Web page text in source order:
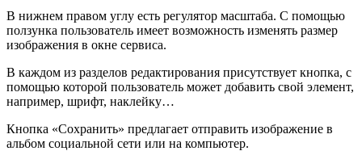
В нижнем правом углу есть регулятор масштаба. С помощью
ползунка пользователь имеет возможность изменять размер
изображения в окне сервиса.
В каждом из разделов редактирования присутствует кнопка, с
помощью которой пользователь может добавить свой элемент,
например, шрифт, наклейку…
Кнопка «Сохранить» предлагает отправить изображение в
альбом социальной сети или на компьютер.